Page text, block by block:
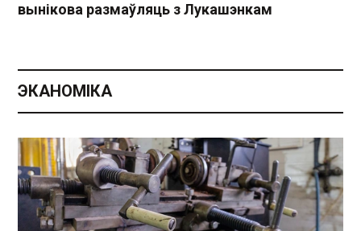
вынікова размаўляць з Лукашэнкам
ЭКАНОМІКА